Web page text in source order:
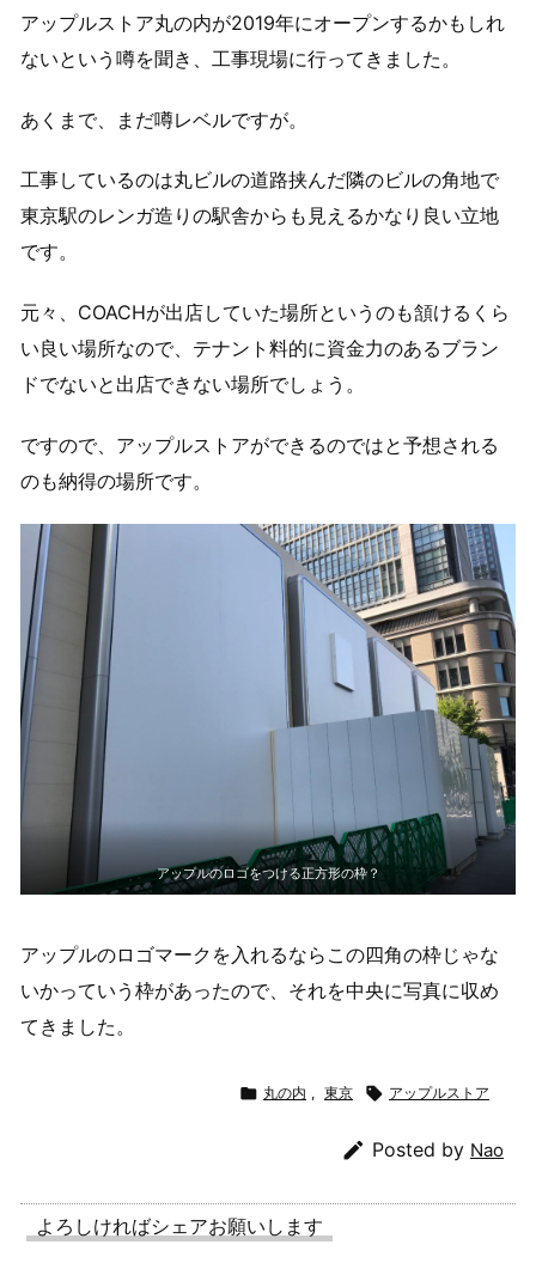
アップルストア丸の内が2019年にオープンするかもしれ
ないという噂を聞き、工事現場に行ってきました。
あくまで、まだ噂レベルですが。
工事しているのは丸ビルの道路挟んだ隣のビルの角地で
東京駅のレンガ造りの駅舎からも見えるかなり良い立地
です。
元々、COACHが出店していた場所というのも頷けるくら
い良い場所なので、テナント料的に資金力のあるブラン
ドでないと出店できない場所でしょう。
ですので、アップルストアができるのではと予想される
のも納得の場所です。
アップルのロゴをつける正方形の枠？
アップルのロゴマークを入れるならこの四角の枠じゃな
いかっていう枠があったので、それを中央に写真に収め
てきました。
 丸の内 , 東京  アップルストア
 Posted by Nao
よろしければシェアお願いします